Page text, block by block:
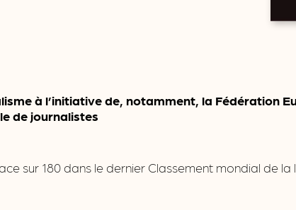
à l’initiative de, notamment, la Fédération
de journalistes
sur 180 dans le dernier Classement mondial de